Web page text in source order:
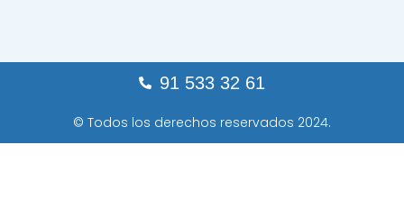
91 533 32 61
© Todos los derechos reservados 2024.